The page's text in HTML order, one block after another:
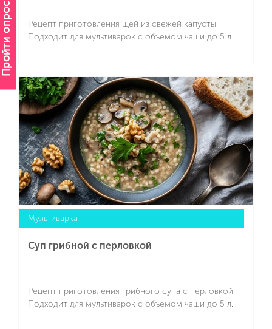
Пройти опрос
Рецепт приготовления щей из свежей капусты.
Подходит для мультиварок с объемом чаши до 5 л.
Подробнее
Мультиварка
Суп грибной с перловкой
Рецепт приготовления грибного супа с перловкой.
Подходит для мультиварок с объемом чаши до 5 л.